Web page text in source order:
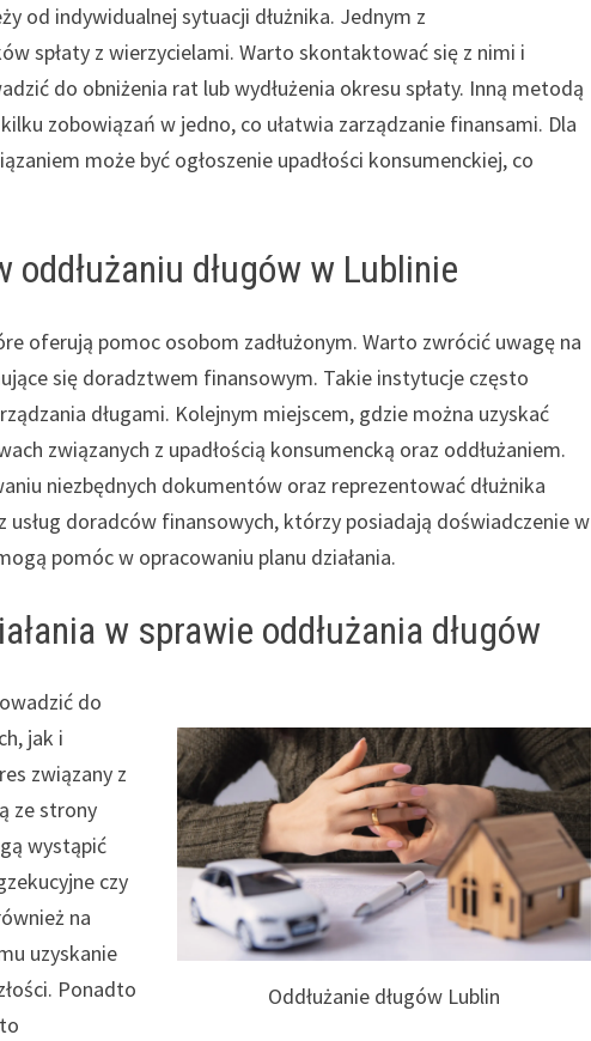
od indywidualnej sytuacji dłużnika. Jednym z
spłaty z wierzycielami. Warto skontaktować się z nimi i
do obniżenia rat lub wydłużenia okresu spłaty. Inną metodą
zobowiązań w jedno, co ułatwia zarządzanie finansami. Dla
może być ogłoszenie upadłości konsumenckiej, co
długów w Lublinie
oferują pomoc osobom zadłużonym. Warto zwrócić uwagę na
się doradztwem finansowym. Takie instytucje często
długami. Kolejnym miejscem, gdzie można uzyskać
związanych z upadłością konsumencką oraz oddłużaniem.
niezbędnych dokumentów oraz reprezentować dłużnika
doradców finansowych, którzy posiadają doświadczenie w
pomóc w opracowaniu planu działania.
w sprawie oddłużania długów
Oddłużanie długów Lublin
do
jak i
związany z
ze strony
wystąpić
czy
na
uzyskanie
Ponadto